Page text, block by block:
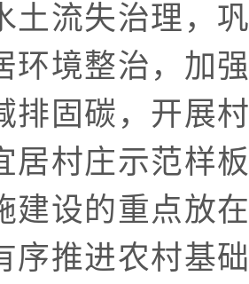
土流失治理，
环境整治，加
排固碳，开展
居村庄示范样
建设的重点放
序推进农村基